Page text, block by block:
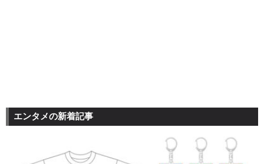
エンタメの新着記事